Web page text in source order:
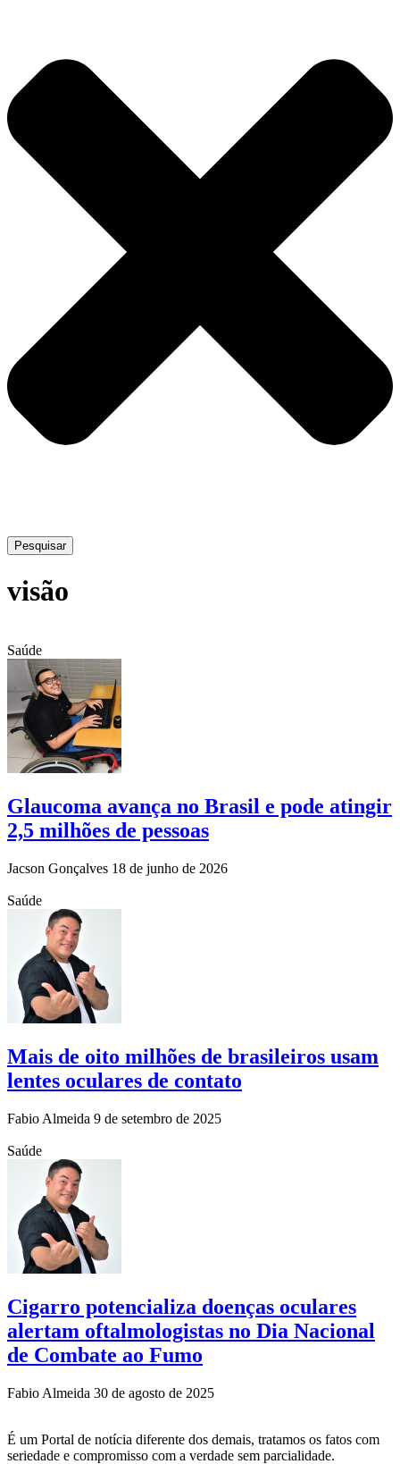
Pesquisar
visão
Saúde
Glaucoma avança no Brasil e pode atingir
2,5 milhões de pessoas
Jacson Gonçalves 18 de junho de 2026
Saúde
Mais de oito milhões de brasileiros usam
lentes oculares de contato
Fabio Almeida 9 de setembro de 2025
Saúde
Cigarro potencializa doenças oculares
alertam oftalmologistas no Dia Nacional
de Combate ao Fumo
Fabio Almeida 30 de agosto de 2025
É um Portal de notícia diferente dos demais, tratamos os fatos com
seriedade e compromisso com a verdade sem parcialidade.